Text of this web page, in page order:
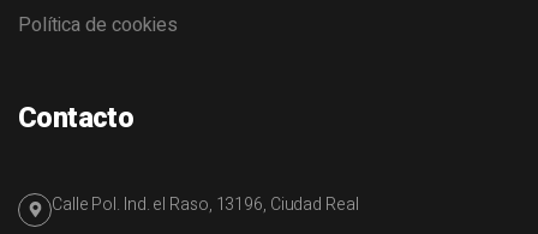
Política de cookies
Contacto
Calle Pol. Ind. el Raso, 13196, Ciudad Real